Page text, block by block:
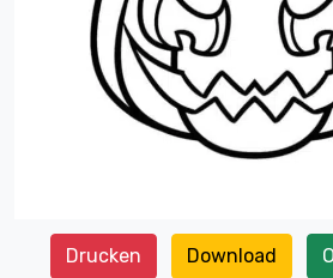
Drucken Download